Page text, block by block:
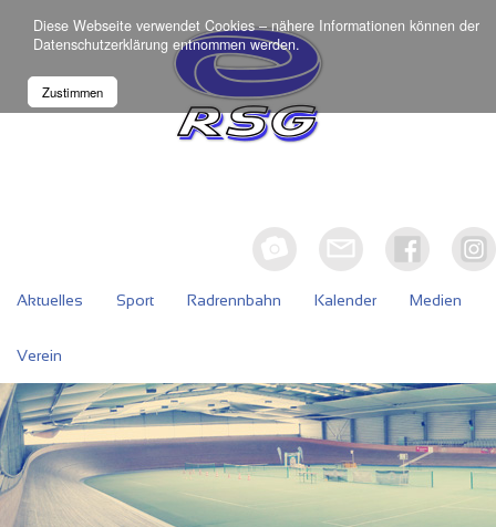
Diese Webseite verwendet Cookies – nähere Informationen können der
Datenschutzerklärung entnommen werden.
Zustimmen
Aktuelles Sport Radrennbahn Kalender Medien
Verein